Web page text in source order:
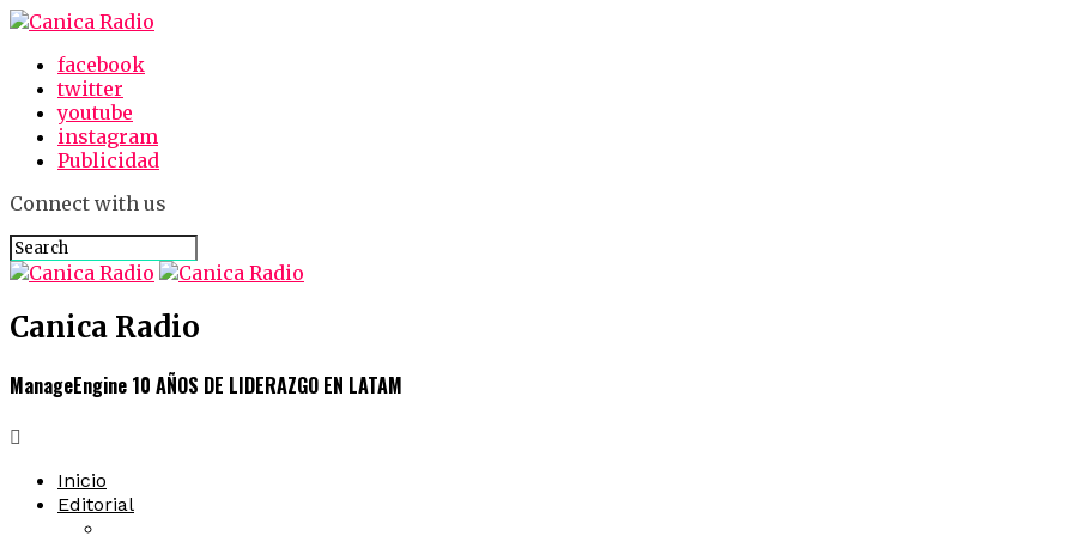
facebook
twitter
youtube
instagram
Publicidad
Connect with us
Canica Radio
ManageEngine 10 AÑOS DE LIDERAZGO EN LATAM
Inicio
Editorial